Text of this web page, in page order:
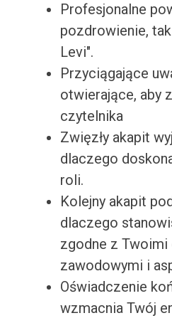
Profesjonalne
pozdrowienie,
Levi".
Przyciągające
otwierające, aby
czytelnika
Zwięzły akapit
dlaczego
roli.
Kolejny akapit
dlaczego
zgodne z Twoimi
zawodowymi i
Oświadczenie
wzmacnia Twój